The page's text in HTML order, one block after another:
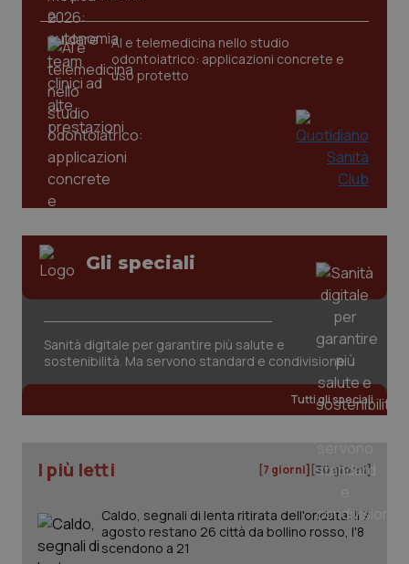
AI e telemedicina nello studio
odontoiatrico: applicazioni concrete e
uso protetto
Gli speciali
Sanità digitale per garantire più salute e
sostenibilità. Ma servono standard e condivisione
Tutti gli speciali
I più letti [7 giorni] [30 giorni]
Caldo, segnali di lenta ritirata dell'ondata: il 7
agosto restano 26 città da bollino rosso, l'8
scendono a 21
tracking-sites-ironfish-
tracking-enable
tracking-sites-ironfish-
www.quotidianosanita.it
_ga
Google LLC
1